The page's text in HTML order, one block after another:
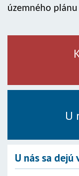
územného
U
U nás sa dejú